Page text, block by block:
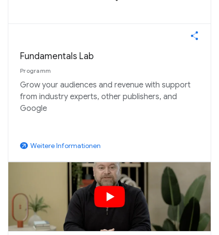
Fundamentals Lab
Programm
Grow your audiences and revenue with support
from industry experts, other publishers, and
Google
arrow_outward Weitere Informationen